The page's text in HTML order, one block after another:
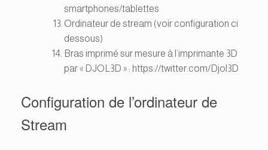
smartphones/tablettes
Ordinateur de stream (voir configuration ci
dessous)
Bras imprimé sur mesure à l’imprimante 3D
par « DJOL3D » : https://twitter.com/Djol3D
Configuration de l’ordinateur de
Stream